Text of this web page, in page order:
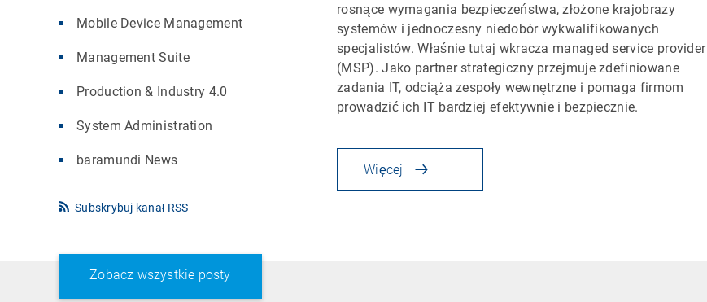
Mobile Device Management
Management Suite
Production & Industry 4.0
System Administration
baramundi News
Subskrybuj kanał RSS
Zobacz wszystkie posty
rosnące wymagania bezpieczeństwa, złożone krajobrazy
systemów i jednoczesny niedobór wykwalifikowanych
specjalistów. Właśnie tutaj wkracza managed service provider
(MSP). Jako partner strategiczny przejmuje zdefiniowane
zadania IT, odciąża zespoły wewnętrzne i pomaga firmom
prowadzić ich IT bardziej efektywnie i bezpiecznie.
Więcej